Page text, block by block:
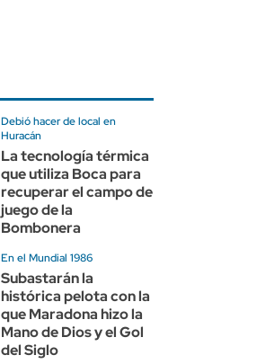
Debió hacer de local en
Huracán
La tecnología térmica
que utiliza Boca para
recuperar el campo de
juego de la
Bombonera
En el Mundial 1986
Subastarán la
histórica pelota con la
que Maradona hizo la
Mano de Dios y el Gol
del Siglo